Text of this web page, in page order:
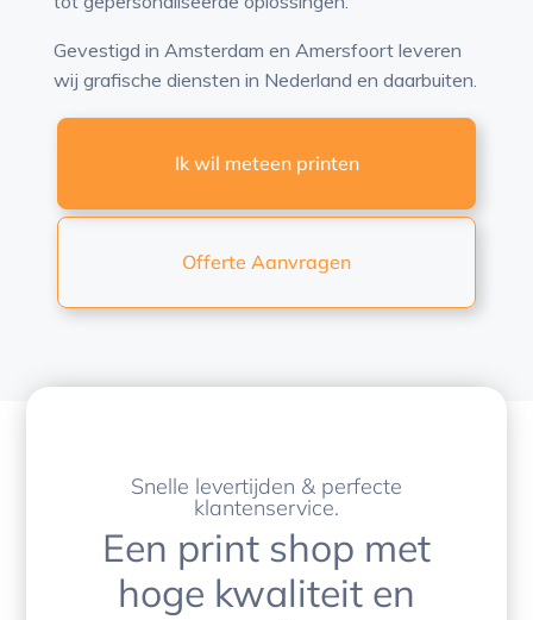
Gevestigd in Amsterdam en Amersfoort leveren
wij grafische diensten in Nederland en daarbuiten.
Ik wil meteen printen
Offerte Aanvragen
Snelle levertijden & perfecte
klantenservice.
Een print shop met
hoge kwaliteit en